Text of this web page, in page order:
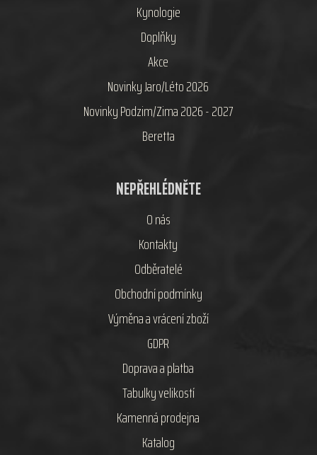
Kynologie
Doplňky
Akce
Novinky Jaro/Léto 2026
Novinky Podzim/Zima 2026 - 2027
Beretta
NEPŘEHLÉDNĚTE
O nás
Kontakty
Odběratelé
Obchodní podmínky
Výměna a vrácení zboží
GDPR
Doprava a platba
Tabulky velikostí
Kamenná prodejna
Katalog